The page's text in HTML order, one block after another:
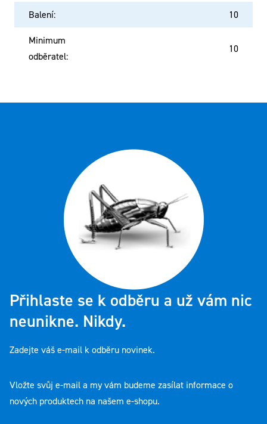
Balení: 10
Minimum
odběratel:
10
Přihlaste se k odběru a už vám nic
neunikne. Nikdy.
Zadejte váš e-mail k odběru novinek.
Vložte svůj e-mail a my vám budeme zasílat informace o
nových produktech na našem e-shopu.